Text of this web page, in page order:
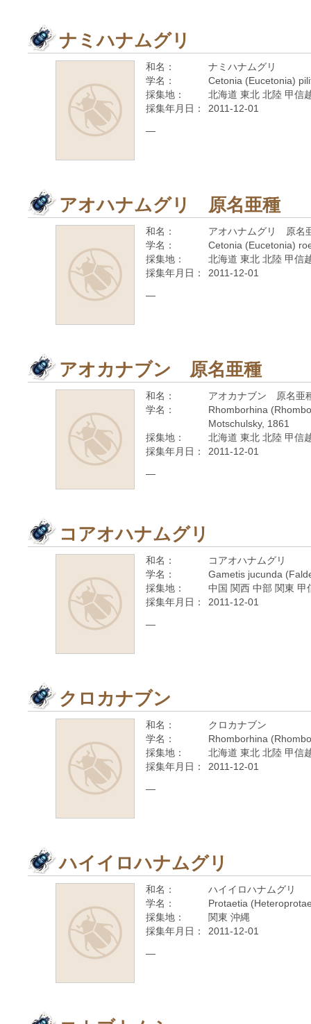
ナミハナムグリ
和名：
ナミハナムグリ
学名：
Cetonia (Eucetonia)
採集地：
北海道 東北 北陸 甲信
採集年月日：
2011-12-01
—
アオハナムグリ 原名亜種
和名：
アオハナムグリ 原名
学名：
Cetonia (Eucetonia)
採集地：
北海道 東北 北陸 甲信
採集年月日：
2011-12-01
—
アオカナブン 原名亜種
和名：
アオカナブン 原名亜
学名：
Rhomborhina
Motschulsky, 1861
採集地：
北海道 東北 北陸 甲信
採集年月日：
2011-12-01
—
コアオハナムグリ
和名：
コアオハナムグリ
学名：
Gametis jucunda
採集地：
中国 関西 中部 関東
採集年月日：
2011-12-01
—
クロカナブン
和名：
クロカナブン
学名：
Rhomborhina
採集地：
北海道 東北 北陸 甲信
採集年月日：
2011-12-01
—
ハイイロハナムグリ
和名：
ハイイロハナムグリ
学名：
Protaetia
採集地：
関東 沖縄
採集年月日：
2011-12-01
—